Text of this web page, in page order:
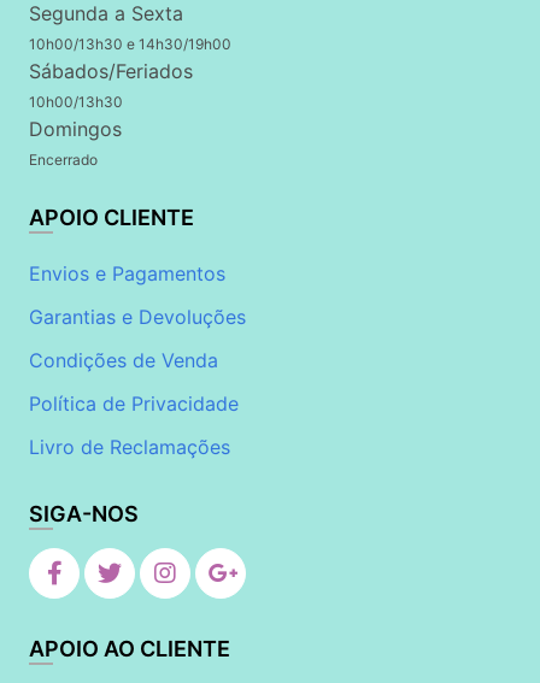
Segunda a Sexta
10h00/13h30 e 14h30/19h00
Sábados/Feriados
10h00/13h30
Domingos
Encerrado
APOIO CLIENTE
Envios e Pagamentos
Garantias e Devoluções
Condições de Venda
Política de Privacidade
Livro de Reclamações
SIGA-NOS
APOIO AO CLIENTE